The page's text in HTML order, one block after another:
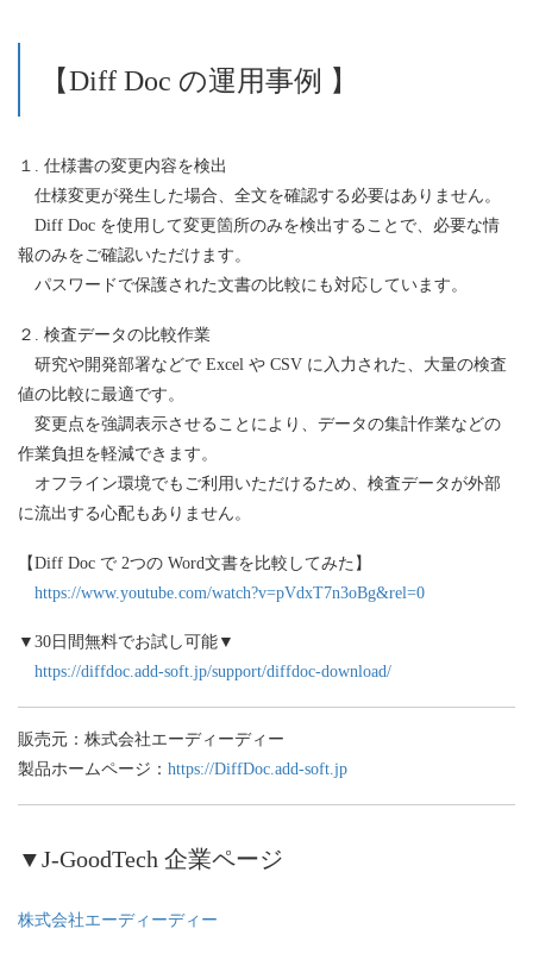
【Diff Doc の運用事例 】
１. 仕様書の変更内容を検出
仕様変更が発生した場合、全文を確認する必要はありません。
Diff Doc を使用して変更箇所のみを検出することで、必要な情
報のみをご確認いただけます。
パスワードで保護された文書の比較にも対応しています。
２. 検査データの比較作業
研究や開発部署などで Excel や CSV に入力された、大量の検査
値の比較に最適です。
変更点を強調表示させることにより、データの集計作業などの
作業負担を軽減できます。
オフライン環境でもご利用いただけるため、検査データが外部
に流出する心配もありません。
【Diff Doc で 2つの Word文書を比較してみた】
https://www.youtube.com/watch?v=pVdxT7n3oBg&rel=0
▼30日間無料でお試し可能▼
https://diffdoc.add-soft.jp/support/diffdoc-download/
販売元：株式会社エーディーディー
製品ホームページ： https://DiffDoc.add-soft.jp
▼J-GoodTech 企業ページ
株式会社エーディーディー